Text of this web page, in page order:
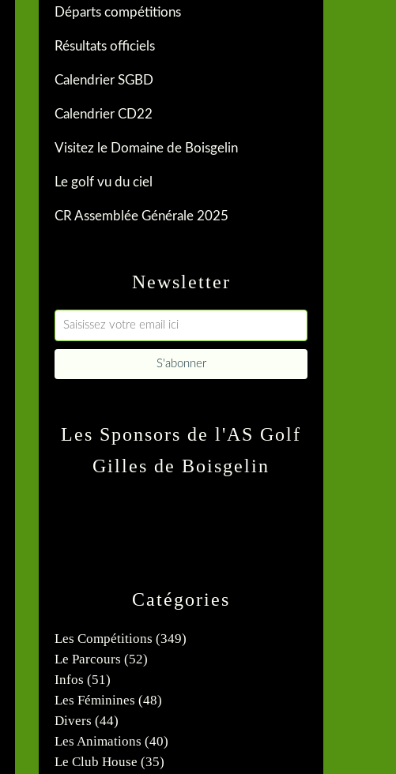
Newsletter
Catégories
Les Compétitions (349)
Le Parcours (52)
Infos (51)
Les Féminines (48)
Divers (44)
Les Animations (40)
Le Club House (35)
Départs compétitions
Résultats officiels
Calendrier SGBD
Calendrier CD22
Visitez le Domaine de Boisgelin
Le golf vu du ciel
CR Assemblée Générale 2025
Les Sponsors de l'AS Golf
Gilles de Boisgelin